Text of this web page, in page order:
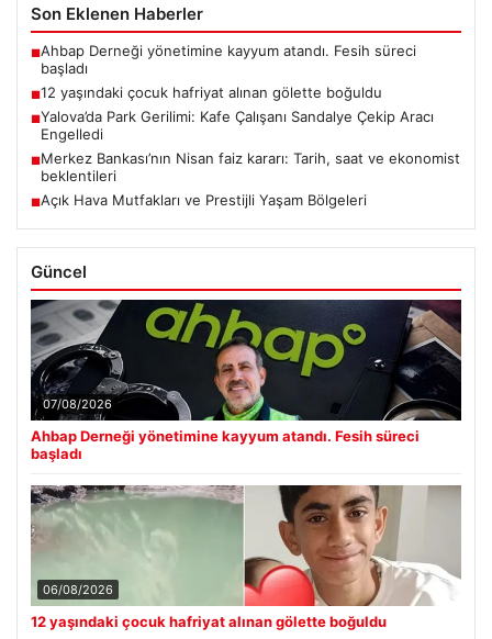
Son Eklenen Haberler
■Ahbap Derneği yönetimine kayyum atandı. Fesih süreci
başladı
■12 yaşındaki çocuk hafriyat alınan gölette boğuldu
■Yalova’da Park Gerilimi: Kafe Çalışanı Sandalye Çekip Aracı
Engelledi
■Merkez Bankası’nın Nisan faiz kararı: Tarih, saat ve ekonomist
beklentileri
■Açık Hava Mutfakları ve Prestijli Yaşam Bölgeleri
Güncel
07/08/2026
Ahbap Derneği yönetimine kayyum atandı. Fesih süreci
başladı
06/08/2026
12 yaşındaki çocuk hafriyat alınan gölette boğuldu